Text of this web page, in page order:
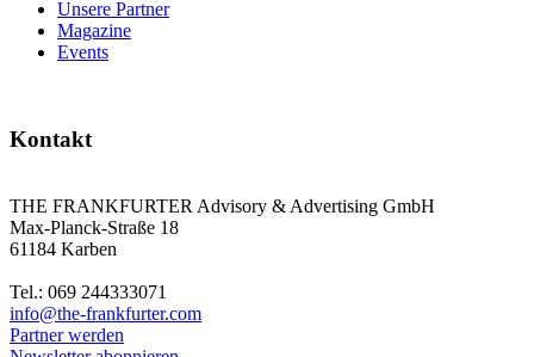
Unsere Partner
Magazine
Events
Kontakt
THE FRANKFURTER Advisory & Advertising GmbH
Max-Planck-Straße 18
61184 Karben
Tel.: 069 244333071
info@the-frankfurter.com
Partner werden